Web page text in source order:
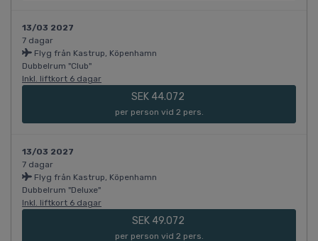
13/03 2027
7 dagar
Flyg från Kastrup, Köpenhamn
Dubbelrum "Club"
Inkl. liftkort 6 dagar
SEK 44.072
per person vid 2 pers.
13/03 2027
7 dagar
Flyg från Kastrup, Köpenhamn
Dubbelrum "Deluxe"
Inkl. liftkort 6 dagar
SEK 49.072
per person vid 2 pers.